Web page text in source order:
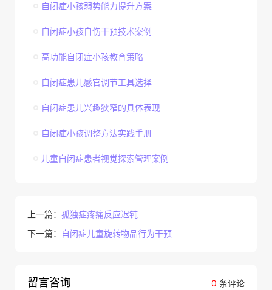
自闭症小孩弱势能力提升方案
自闭症小孩自伤干预技术案例
高功能自闭症小孩教育策略
自闭症患儿感官调节工具选择
自闭症患儿兴趣狭窄的具体表现
自闭症小孩调整方法实践手册
儿童自闭症患者视觉探索管理案例
上一篇： 孤独症疼痛反应迟钝
下一篇：
自闭症儿童旋转物品行为干预
0 条评论
留言咨询